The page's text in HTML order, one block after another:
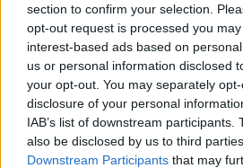
section to confirm your selection.
opt-out request is processed you
interest-based ads based on
us or personal information disclosed
your opt-out. You may separately
disclosure of your personal
IAB’s list of downstream participants.
also be disclosed by us to third
Downstream Participants that may
Ο Γιώργος
12/OCT/23
Ο Γιώργος
στην